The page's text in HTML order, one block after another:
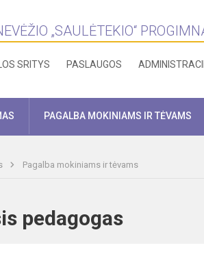
„SAULĖTEKIO“
SRITYS PASLAUGOS
PAGALBA MOKINIAMS IR TĖVAMS
Pagalba mokiniams ir tėvams
pedagogas